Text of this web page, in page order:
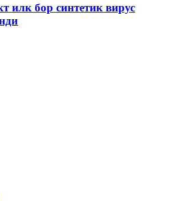
илк бор синтетик вирус